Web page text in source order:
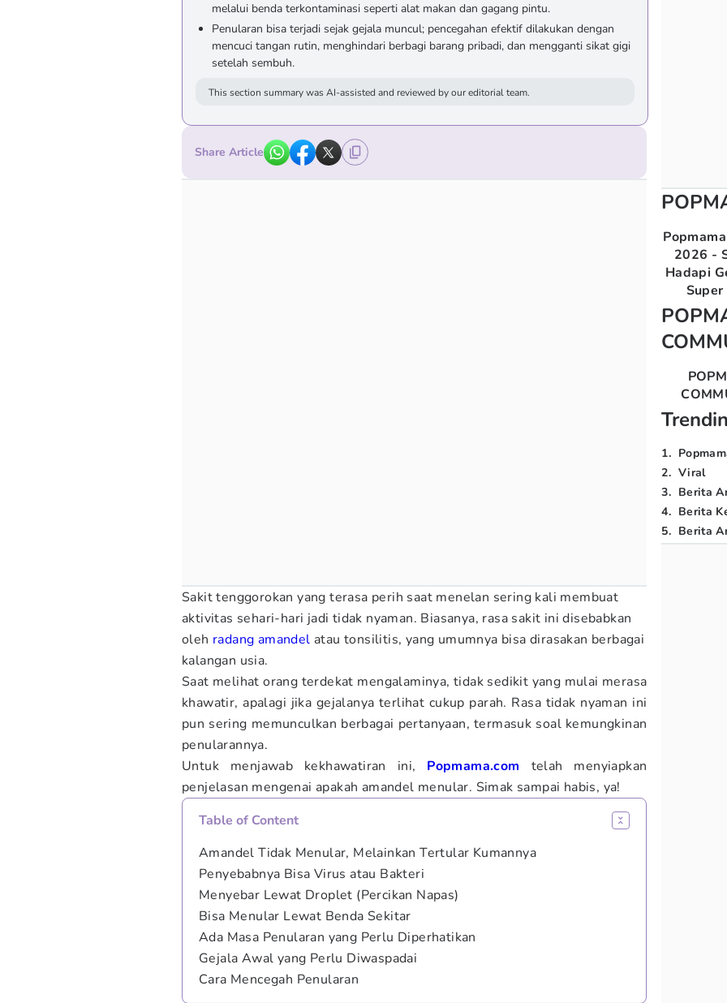
melalui benda terkontaminasi seperti alat makan dan gagang pintu.
Penularan bisa terjadi sejak gejala muncul; pencegahan efektif dilakukan dengan
mencuci tangan rutin, menghindari berbagi barang pribadi, dan mengganti sikat gigi
setelah sembuh.
This section summary was AI-assisted and reviewed by our editorial team.
Share Article
Sakit tenggorokan yang terasa perih saat menelan sering kali membuat
aktivitas sehari-hari jadi tidak nyaman. Biasanya, rasa sakit ini disebabkan
oleh radang amandel atau tonsilitis, yang umumnya bisa dirasakan berbagai
kalangan usia.
Saat melihat orang terdekat mengalaminya, tidak sedikit yang mulai merasa
khawatir, apalagi jika gejalanya terlihat cukup parah. Rasa tidak nyaman ini
pun sering memunculkan berbagai pertanyaan, termasuk soal kemungkinan
penularannya.
Untuk menjawab kekhawatiran ini, Popmama.com telah menyiapkan
penjelasan mengenai apakah amandel menular. Simak sampai habis, ya!
Table of Content
Amandel Tidak Menular, Melainkan Tertular Kumannya
Penyebabnya Bisa Virus atau Bakteri
Menyebar Lewat Droplet (Percikan Napas)
Bisa Menular Lewat Benda Sekitar
Ada Masa Penularan yang Perlu Diperhatikan
Gejala Awal yang Perlu Diwaspadai
Cara Mencegah Penularan
2026 -
Hadapi
1.
2. Viral
3. Berita
4. Berita
5. Berita